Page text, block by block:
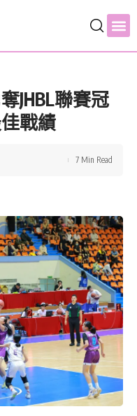
JHBL聯賽冠
戰績
7 Min Read